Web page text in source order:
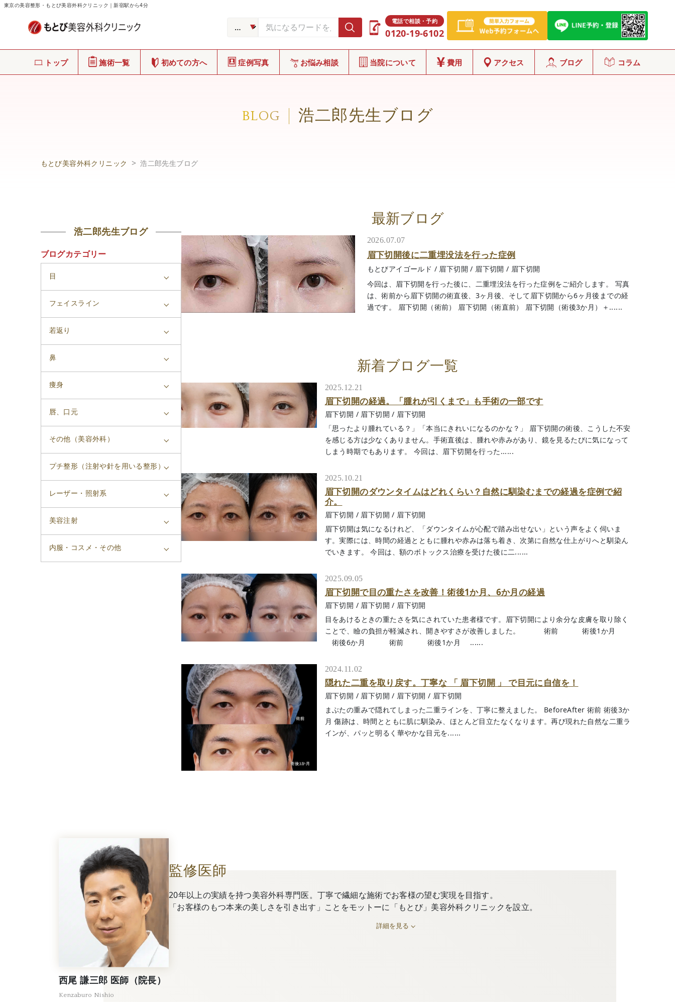
東京の美容整形・もとび美容外科クリニック｜新宿駅から4分
電話で相談・予約
0120-19-6102
トップ 施術一覧 初めての方へ 症例写真 お悩み相談 当院について 費用 アクセス ブログ コラム
BLOG 浩二郎先生ブログ
もとび美容外科クリニック 浩二郎先生ブログ
浩二郎先生ブログ
ブログカテゴリー
目
フェイスライン
若返り
鼻
痩身
唇、口元
その他（美容外科）
プチ整形（注射や針を用いる整形）
レーザー・照射系
美容注射
内服・コスメ・その他
最新ブログ
2026.07.07
眉下切開後に二重埋没法を行った症例
もとびアイゴールド / 眉下切開 / 眉下切開 / 眉下切開
今回は、眉下切開を行った後に、二重埋没法を行った症例をご紹介します。 写真
は、術前から眉下切開の術直後、3ヶ月後、そして眉下切開から6ヶ月後までの経
過です。 眉下切開（術前） 眉下切開（術直前） 眉下切開（術後3か月）＋......
新着ブログ一覧
2025.12.21
眉下切開の経過。「腫れが引くまで」も手術の一部です
眉下切開 / 眉下切開 / 眉下切開
「思ったより腫れている？」「本当にきれいになるのかな？」 眉下切開の術後、こうした不安
を感じる方は少なくありません。手術直後は、腫れや赤みがあり、鏡を見るたびに気になって
しまう時期でもあります。 今回は、眉下切開を行った......
2025.10.21
眉下切開のダウンタイムはどれくらい？自然に馴染むまでの経過を症例で紹
介。
眉下切開 / 眉下切開 / 眉下切開
眉下切開は気になるけれど、「ダウンタイムが心配で踏み出せない」という声をよく伺いま
す。実際には、時間の経過とともに腫れや赤みは落ち着き、次第に自然な仕上がりへと馴染ん
でいきます。 今回は、額のボトックス治療を受けた後に二......
2025.09.05
眉下切開で目の重たさを改善！術後1か月、6か月の経過
眉下切開 / 眉下切開 / 眉下切開
目をあけるときの重たさを気にされていた患者様です。眉下切開により余分な皮膚を取り除く
ことで、瞼の負担が軽減され、開きやすさが改善しました。 術前 術後1か月
術後6か月 術前 術後1か月 ......
2024.11.02
隠れた二重を取り戻す。丁寧な 「 眉下切開 」 で目元に自信を！
眉下切開 / 眉下切開 / 眉下切開 / 眉下切開
まぶたの重みで隠れてしまった二重ラインを、丁寧に整えました。 BeforeAfter 術前 術後3か
月 傷跡は、時間とともに肌に馴染み、ほとんど目立たなくなります。再び現れた自然な二重ラ
インが、パッと明るく華やかな目元を......
監修医師
20年以上の実績を持つ美容外科専門医。丁寧で繊細な施術でお客様の望む実現を目指す。
「お客様のもつ本来の美しさを引き出す」ことをモットーに「もとび」美容外科クリニックを設立。
詳細を見る
西尾 謙三郎 医師（院長）
Kenzaburo Nishio